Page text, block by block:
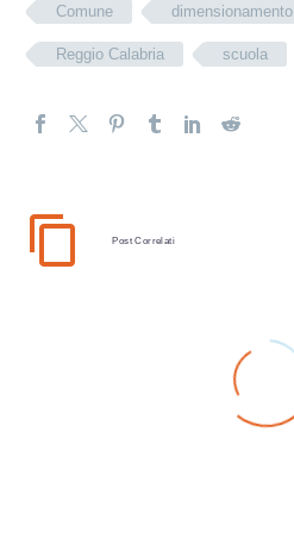
Comune dimensionamento
Reggio Calabria scuola
Post Correlati